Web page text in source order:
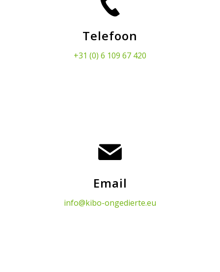
Telefoon
+31 (0) 6 109 67 420
Email
info@kibo-ongedierte.eu